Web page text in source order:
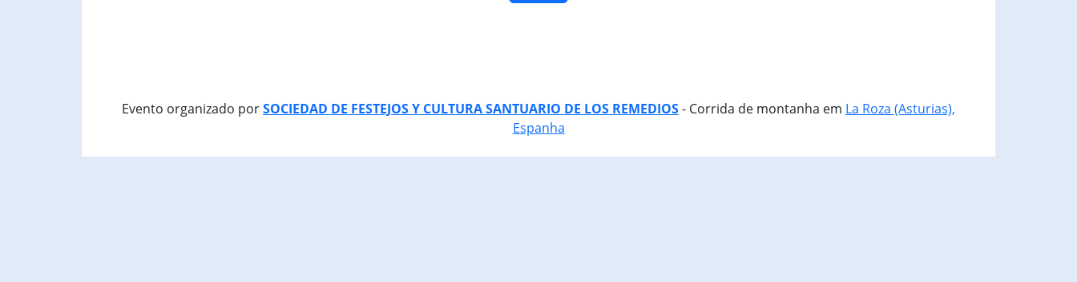
Evento organizado porSOCIEDAD DE FESTEJOS Y CULTURA SANTUARIO DE LOS REMEDIOS- Corrida de montanha em La Roza (Asturias),
Espanha